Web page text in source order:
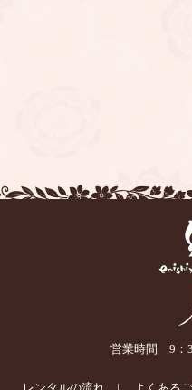
営業時間 9：